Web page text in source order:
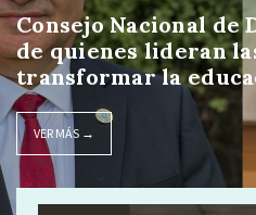
Consejo Nacional de
de quienes lideran
transformar la
VER MÁS →